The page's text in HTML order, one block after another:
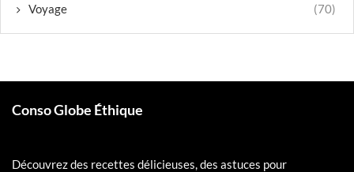
Voyage (70)
Conso Globe Éthique
Découvrez des recettes délicieuses, des astuces pour